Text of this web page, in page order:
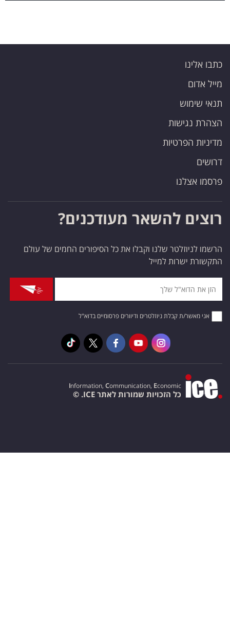
כתבו אלינו
מייל אדום
תנאי שימוש
הצהרת נגישות
מדיניות הפרטיות
דרושים
פרסמו אצלנו
רוצים להשאר מעודכנים?
הרשמו לניוזלטר שלנו וקבלו את כל הסיפורים החמים של עולם
התקשורת ישרות למייל
אני מאשר/ת קבלת ניוזלטרים ודיוורים פרסומיים בדוא"ל
Information, Communication, Economic
כל הזכויות שמורות לאתר ICE. ©